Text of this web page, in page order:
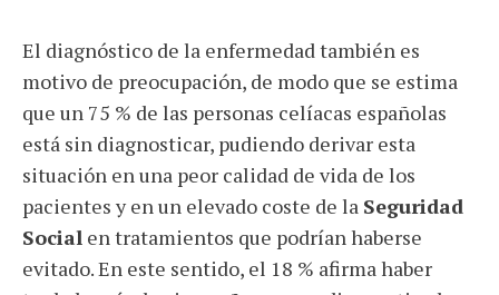
El diagnóstico de la enfermedad también es
motivo de preocupación, de modo que se estima
que un 75 % de las personas celíacas españolas
está sin diagnosticar, pudiendo derivar esta
situación en una peor calidad de vida de los
pacientes y en un elevado coste de la Seguridad
Social en tratamientos que podrían haberse
evitado. En este sentido, el 18 % afirma haber